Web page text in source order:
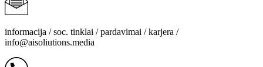
informacija / soc. tinklai / pardavimai / karjera /
info@aisoliutions.media